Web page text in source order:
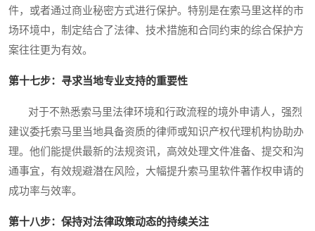
件，或者通过商业秘密方式进行保护。特别是在索马里这样的市
场环境中，制定结合了法律、技术措施和合同约束的综合保护方
案往往更为有效。
第十七步：寻求当地专业支持的重要性
对于不熟悉索马里法律环境和行政流程的境外申请人，强烈
建议委托索马里当地具备资质的律师或知识产权代理机构协助办
理。他们能提供最新的法规资讯，高效处理文件准备、提交和沟
通事宜，有效规避潜在风险，大幅提升索马里软件著作权申请的
成功率与效率。
第十八步：保持对法律政策动态的持续关注